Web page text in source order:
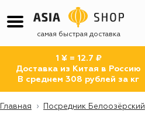
самая быстрая доставка
1 ¥ = 12.7 ₽
Доставка из Китая в Россию
В среднем 308 рублей за кг
Главная Посредник Белоозёрский